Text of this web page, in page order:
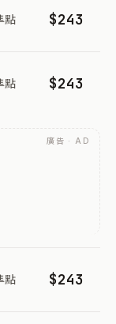
點 $243
點 $243
廣告 · AD
點 $243